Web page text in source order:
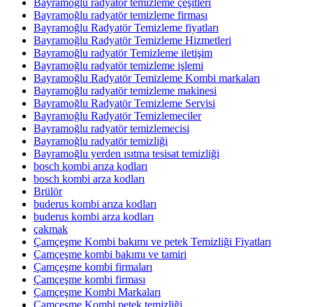
Bayramoğlu radyatör temizleme firması
Bayramoğlu Radyatör Temizleme fiyatları
Bayramoğlu Radyatör Temizleme Hizmetleri
Bayramoğlu radyatör Temizleme iletişim
Bayramoğlu radyatör temizleme işlemi
Bayramoğlu Radyatör Temizleme Kombi markaları
Bayramoğlu radyatör temizleme makinesi
Bayramoğlu Radyatör Temizleme Servisi
Bayramoğlu Radyatör Temizlemeciler
Bayramoğlu radyatör temizlemecisi
Bayramoğlu radyatör temizliği
Bayramoğlu yerden ısıtma tesisat temizliği
bosch kombi arıza kodları
bosch kombi arza kodları
Brülör
buderus kombi arıza kodları
buderus kombi arza kodları
çakmak
Çamçeşme Kombi bakımı ve petek Temizliği Fiyatları
Çamçeşme kombi bakımı ve tamiri
Çamçeşme kombi firmaları
Çamçeşme kombi firması
Çamçeşme Kombi Markaları
Çamçeşme Kombi petek temizliği